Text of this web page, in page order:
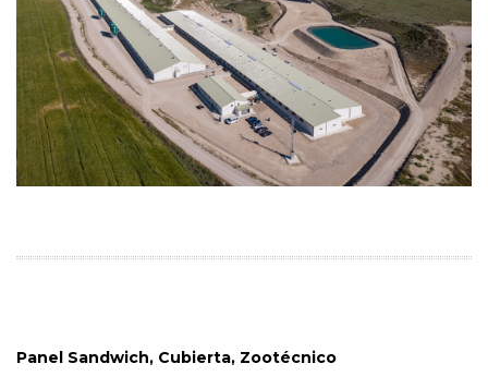
Panel Sandwich, Cubierta, Zootécnico